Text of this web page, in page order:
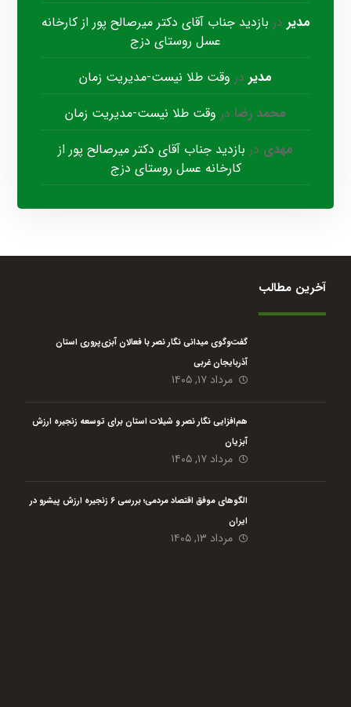
مدیر در بازدید جناب آقای دکتر میرصالح پور از کارخانه
عسل روستای دزج
مدیر در وقت طلا نیست-مدیریت زمان
محمد رضا در وقت طلا نیست-مدیریت زمان
مهدی در بازدید جناب آقای دکتر میرصالح پور از
کارخانه عسل روستای دزج
آخرین مطالب
گفت‌وگوی میدانی نگار نصر با فعالان آبزی‌پروری استان
آذربایجان غربی
مرداد ۱۷, ۱۴۰۵
هم‌افزایی نگار نصر و شیلات استان برای توسعه زنجیره ارزش
آبزیان
مرداد ۱۷, ۱۴۰۵
الگوهای موفق اقتصاد مردمی؛ بررسی ۶ زنجیره ارزش پیشرو در
ایران
مرداد ۱۳, ۱۴۰۵